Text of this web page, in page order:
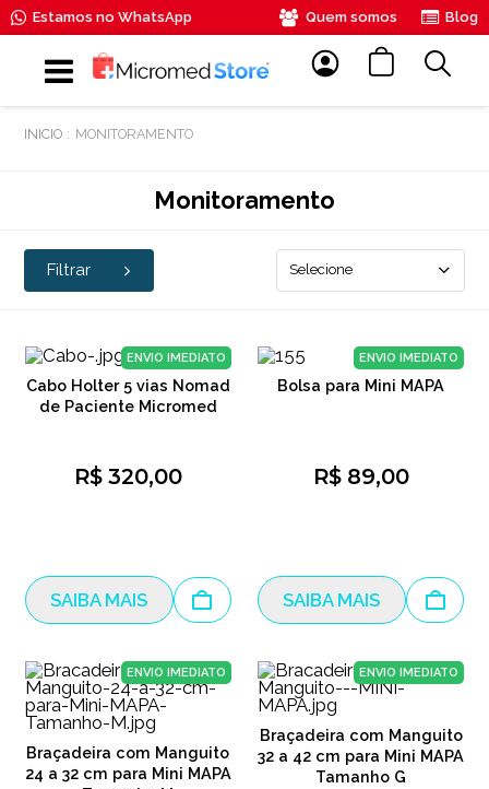
Estamos no WhatsApp Quem somos Blog
MONITORAMENTO
Monitoramento
Filtrar Selecione
Cabo Holter 5 vias Nomad
de Paciente Micromed
R$ 320,00
SAIBA MAIS
ENVIO IMEDIATO
Bolsa para Mini MAPA
R$ 89,00
SAIBA MAIS
ENVIO IMEDIATO
Braçadeira com Manguito
24 a 32 cm para Mini MAPA
ENVIO IMEDIATO
Braçadeira com Manguito
32 a 42 cm para Mini MAPA
Tamanho G
ENVIO IMEDIATO